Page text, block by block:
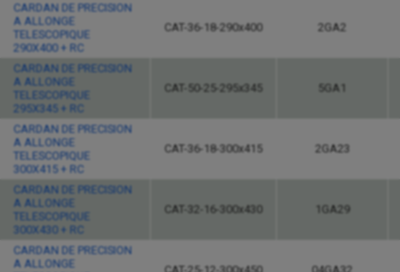
CARDAN DE PRECISION
A ALLONGE
TELESCOPIQUE
290X400 + RC
CAT-36-18-290x400 2GA2
CARDAN DE PRECISION
A ALLONGE
TELESCOPIQUE
295X345 + RC
CAT-50-25-295x345 5GA1
CARDAN DE PRECISION
A ALLONGE
TELESCOPIQUE
300X415 + RC
CAT-36-18-300x415 2GA23
CARDAN DE PRECISION
A ALLONGE
TELESCOPIQUE
300X430 + RC
CAT-32-16-300x430 1GA29
CARDAN DE PRECISION
A ALLONGE